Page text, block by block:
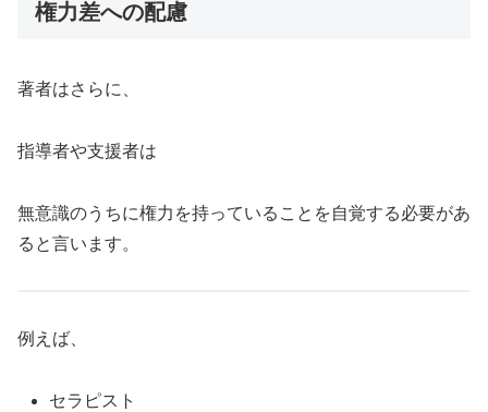
権力差への配慮
著者はさらに、
指導者や支援者は
無意識のうちに権力を持っていることを自覚する必要があ
ると言います。
例えば、
セラピスト